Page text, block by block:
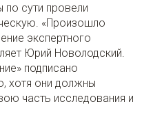
по сути провели
«Произошло
экспертного
Юрий Новолодский.
подписано
хотя они должны
часть исследования и